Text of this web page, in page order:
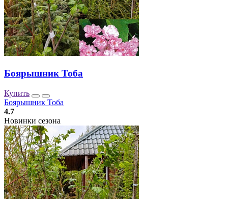
Боярышник Тоба
Купить
Боярышник Тоба
4.7
Новинки сезона